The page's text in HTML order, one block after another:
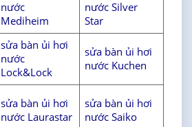
nước
Mediheim
nước Silver
Star
sửa bàn ủi hơi
nước
Lock&Lock
sửa bàn ủi hơi
nước Kuchen
sửa bàn ủi hơi
nước Laurastar
sửa bàn ủi hơi
nước Saiko